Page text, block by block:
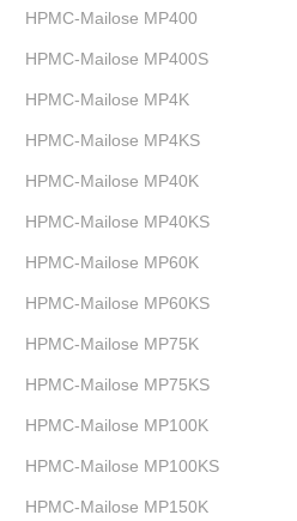
HPMC-Mailose MP400
HPMC-Mailose MP400S
HPMC-Mailose MP4K
HPMC-Mailose MP4KS
HPMC-Mailose MP40K
HPMC-Mailose MP40KS
HPMC-Mailose MP60K
HPMC-Mailose MP60KS
HPMC-Mailose MP75K
HPMC-Mailose MP75KS
HPMC-Mailose MP100K
HPMC-Mailose MP100KS
HPMC-Mailose MP150K